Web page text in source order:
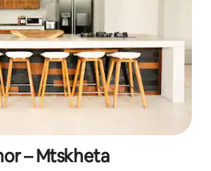
– Mtskheta